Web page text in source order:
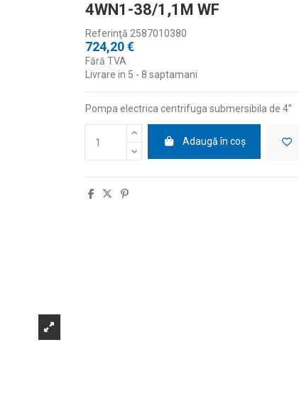
4WN1-38/1,1M WF
Referinţă 2587010380
724,20 €
Fără TVA
Livrare in 5 - 8 saptamani
Pompa electrica centrifuga submersibila de 4”
Adaugă în coș